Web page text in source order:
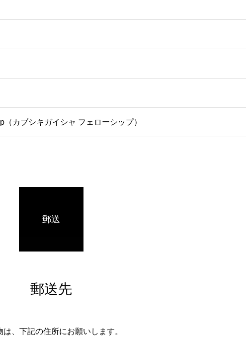
カブシキガイシャ フェローシップ）
郵送
郵送先
は、下記の住所にお願いします。